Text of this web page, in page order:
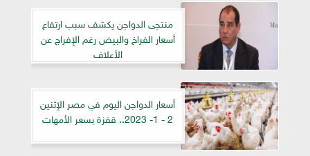
منتجى الدواجن يكشف سبب ارتفاع
أسعار الفراخ والبيض رغم الإفراج عن
الأعلاف
أسعار الدواجن اليوم في مصر الإثنين
2 - 1- 2023.. قفزة بسعر الأمهات